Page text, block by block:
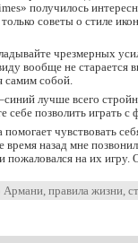
получилось
советы о стиле
чрезмерных
вообще не старается
самим собой.
лучше всего
себе позволить играть
чувствовать
время назад мне
пожаловался на их игру.
, правила жизни,